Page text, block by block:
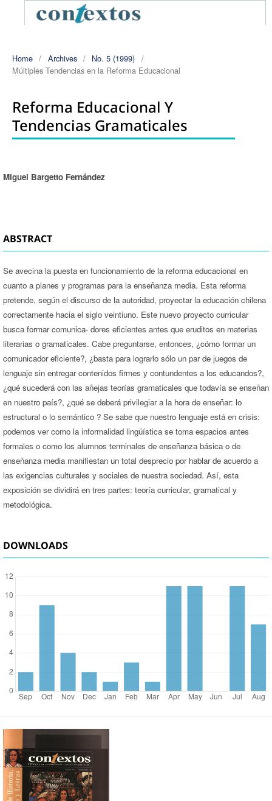
Home / Archives / No. 5 (1999) /
Múltiples Tendencias en la Reforma Educacional
Reforma Educacional Y
Tendencias Gramaticales
Authors
Miguel Bargetto Fernández
ABSTRACT
Se avecina la puesta en funcionamiento de la reforma educacional en
cuanto a planes y programas para la enseñanza media. Esta reforma
pretende, según el discurso de la autoridad, proyectar la educación chilena
correctamente hacia el siglo veintiuno. Este nuevo proyecto curricular
busca formar comunica- dores eficientes antes que eruditos en materias
literarias o gramaticales. Cabe preguntarse, entonces, ¿cómo formar un
comunicador eficiente?, ¿basta para lograrlo sólo un par de juegos de
lenguaje sin entregar contenidos firmes y contundentes a los educandos?,
¿qué sucederá con las añejas teorías gramaticales que todavía se enseñan
en nuestro país?, ¿qué se deberá privilegiar a la hora de enseñar: lo
estructural o lo semántico ? Se sabe que nuestro lenguaje está en crisis:
podemos ver como la informalidad lingüística se toma espacios antes
formales o como los alumnos terminales de enseñanza básica o de
enseñanza media manifiestan un total desprecio por hablar de acuerdo a
las exigencias culturales y sociales de nuestra sociedad. Así, esta
exposición se dividirá en tres partes: teoría curricular, gramatical y
metodológica.
DOWNLOADS